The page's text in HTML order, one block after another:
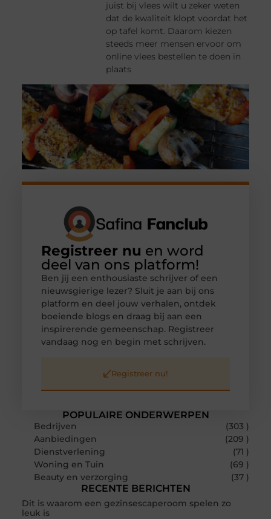
juist bij vlees wilt u zeker weten
dat de kwaliteit klopt voordat het
op tafel komt. Daarom kiezen
steeds meer mensen ervoor om
online vlees bestellen te doen in
plaats
POPULAIRE ONDERWERPEN
Bedrijven
(303 )
Aanbiedingen
(209 )
Dienstverlening
(71 )
Woning en Tuin
(69 )
Beauty en verzorging
(37 )
RECENTE BERICHTEN
Dit is waarom een gezinsescaperoom spelen zo
leuk is
Registreer nu en word
deel van ons platform!
Ben jij een enthousiaste schrijver of een
nieuwsgierige lezer? Sluit je aan bij ons
platform en deel jouw verhalen, ontdek
boeiende blogs en draag bij aan een
inspirerende gemeenschap. Registreer
vandaag nog en begin met schrijven.
Registreer nu!